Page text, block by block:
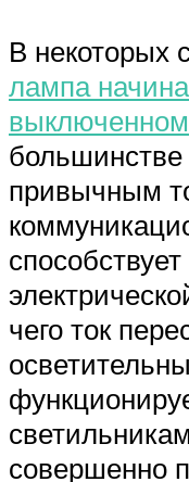
В некоторых
лампа
выключенном
большинстве
привычным
чего ток
совершенно